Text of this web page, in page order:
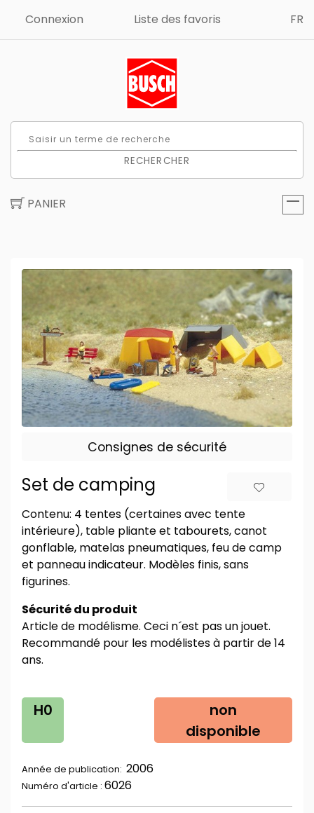
Connexion Liste des favoris FR
RECHERCHER
PANIER
Consignes de sécurité
Set de camping
Contenu: 4 tentes (certaines avec tente
intérieure), table pliante et tabourets, canot
gonflable, matelas pneumatiques, feu de camp
et panneau indicateur. Modèles finis, sans
figurines.
Sécurité du produit
Article de modélisme. Ceci n´est pas un jouet.
Recommandé pour les modélistes à partir de 14
ans.
H0
non
disponible
Année de publication: 2006
Numéro d'article : 6026